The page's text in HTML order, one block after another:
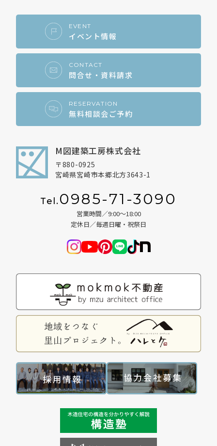
EVENT
イベント情報
CONTACT
問合せ・資料請求
RESERVATION
無料相談会ご予約
M図建築工房株式会社
〒880-0925
宮崎県宮崎市本郷北方3643-1
Tel.0985-71-3090
営業時間／9:00～18:00
定休日／毎週日曜・祝祭日